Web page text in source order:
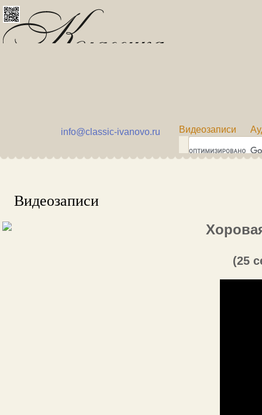
info@classic-ivanovo.ru Видеозаписи
Видеозаписи
(25